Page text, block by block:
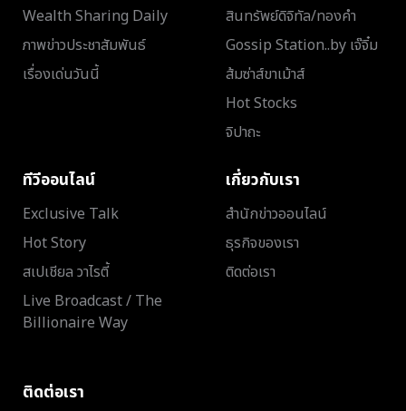
Wealth Sharing Daily
ภาพข่าวประชาสัมพันธ์
เรื่องเด่นวันนี้
สินทรัพย์ดิจิทัล/ทองคำ
Gossip Station..by เจ๊จิ๋ม
ส้มซ่าส์ขาเม้าส์
Hot Stocks
จิปาถะ
ทีวีออนไลน์
Exclusive Talk
Hot Story
สเปเชียล วาไรตี้
Live Broadcast / The
Billionaire Way
เกี่ยวกับเรา
สำนักข่าวออนไลน์
ธุรกิจของเรา
ติดต่อเรา
ติดต่อเรา